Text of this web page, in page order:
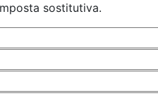
sostitutiva.